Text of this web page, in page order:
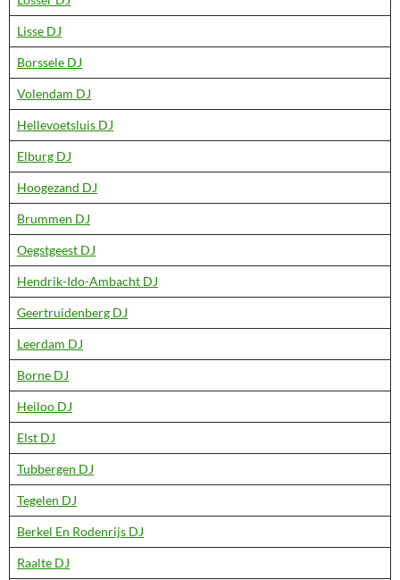
Lisse DJ
Borssele DJ
Volendam DJ
Hellevoetsluis DJ
Elburg DJ
Hoogezand DJ
Brummen DJ
Oegstgeest DJ
Hendrik-Ido-Ambacht DJ
Geertruidenberg DJ
Leerdam DJ
Borne DJ
Heiloo DJ
Elst DJ
Tubbergen DJ
Tegelen DJ
Berkel En Rodenrijs DJ
Raalte DJ